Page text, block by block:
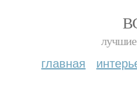
лучшие
главная